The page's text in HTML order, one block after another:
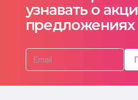
узнавать о
предложениях